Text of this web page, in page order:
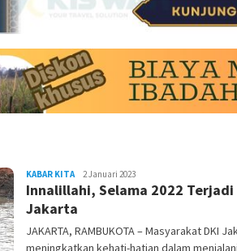
KABAR KITARambu
Kota
2 Januari 2023
Innalillahi, Selama 2022 Terjadi
Jakarta
JAKARTA, RAMBUKOTA – Masyarakat DKI
meningkatkan kehati-hatian dalam